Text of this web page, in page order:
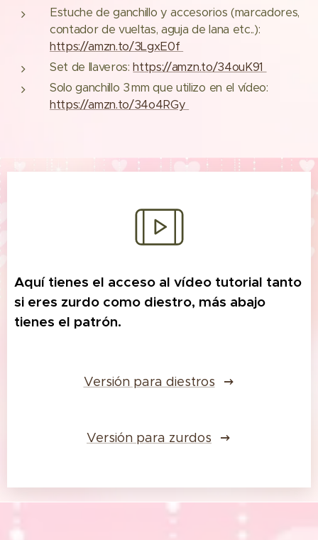
Estuche de ganchillo y accesorios (marcadores,
contador de vueltas, aguja de lana etc..):
https://amzn.to/3LgxE0f
Set de llaveros:https://amzn.to/34ouK91
Solo ganchillo 3 mm que utilizo en el vídeo:
https://amzn.to/34o4RGy
Aquí tienes el acceso al vídeo tutorial tanto
si eres zurdo como diestro, más abajo
tienes el patrón.
Versión para diestros
Versión para zurdos